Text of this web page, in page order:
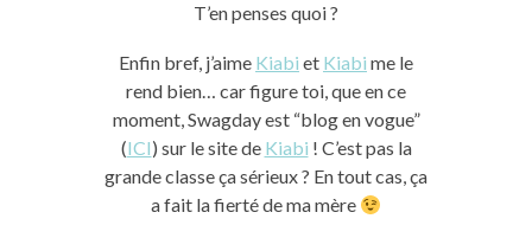
T’en penses quoi ?
Enfin bref, j’aime Kiabi et Kiabi me le
rend bien… car figure toi, que en ce
moment, Swagday est “blog en vogue”
(ICI) sur le site de Kiabi ! C’est pas la
grande classe ça sérieux ? En tout cas, ça
a fait la fierté de ma mère